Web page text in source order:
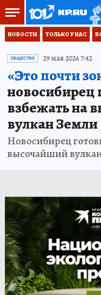
НОВОСТИ ТОЛЬКО У НАС
ОБЩЕСТВО 29 мая 2026 7:42
«Это почти
новосибирец
взбежать на
вулкан Земли
Новосибирец
высочайший